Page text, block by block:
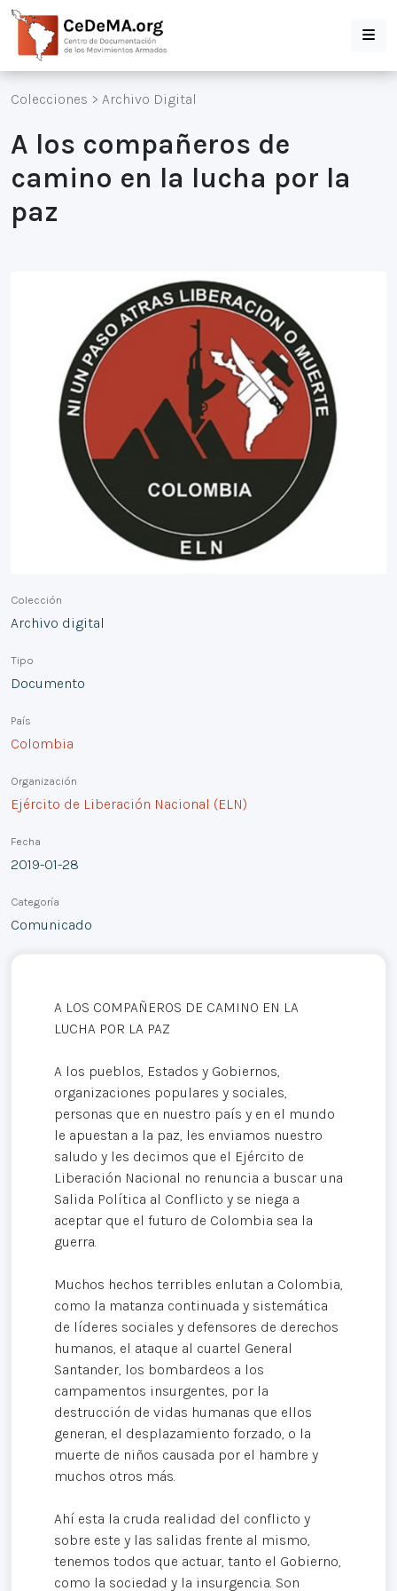
Colecciones > Archivo Digital
A los compañeros de
camino en la lucha por la
paz
Colección
Archivo digital
Tipo
Documento
País
Colombia
Organización
Ejército de Liberación Nacional (ELN)
Fecha
2019-01-28
Categoría
Comunicado
A LOS COMPAÑEROS DE CAMINO EN LA
LUCHA POR LA PAZ
A los pueblos, Estados y Gobiernos,
organizaciones populares y sociales,
personas que en nuestro país y en el mundo
le apuestan a la paz, les enviamos nuestro
saludo y les decimos que el Ejército de
Liberación Nacional no renuncia a buscar una
Salida Política al Conflicto y se niega a
aceptar que el futuro de Colombia sea la
guerra.
Muchos hechos terribles enlutan a Colombia,
como la matanza continuada y sistemática
de líderes sociales y defensores de derechos
humanos, el ataque al cuartel General
Santander, los bombardeos a los
campamentos insurgentes, por la
destrucción de vidas humanas que ellos
generan, el desplazamiento forzado, o la
muerte de niños causada por el hambre y
muchos otros más.
Ahí esta la cruda realidad del conflicto y
sobre este y las salidas frente al mismo,
tenemos todos que actuar, tanto el Gobierno,
como la sociedad y la insurgencia. Son